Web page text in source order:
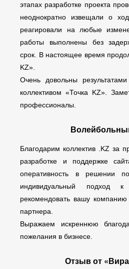
этапах разработке проекта
неоднократно извещали о
реагировали на любые
работы выполнены без
срок. В настоящее время
KZ».
Очень довольны
коллективом «Точка KZ».
профессионалы.
Благодарим коллектив .KZ за
разработке и поддержке
оперативность в решении
индивидуальный подход к
рекомендовать вашу компанию
партнера.
Выражаем искреннюю
пожелания в бизнесе.
Отзыв от